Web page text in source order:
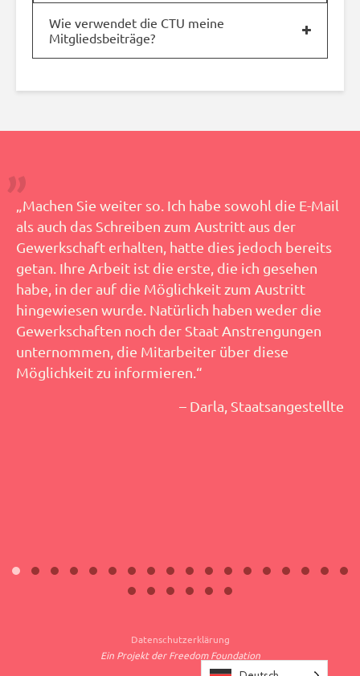
Wie verwendet die CTU meine
Mitgliedsbeiträge?
„Machen Sie weiter so. Ich habe sowohl die E-Mail
als auch das Schreiben zum Austritt aus der
Gewerkschaft erhalten, hatte dies jedoch bereits
getan. Ihre Arbeit ist die erste, die ich gesehen
habe, in der auf die Möglichkeit zum Austritt
hingewiesen wurde. Natürlich haben weder die
Gewerkschaften noch der Staat Anstrengungen
unternommen, die Mitarbeiter über diese
Möglichkeit zu informieren.“
– Darla, Staatsangestellte
Datenschutzerklärung
Ein Projekt der Freedom Foundation